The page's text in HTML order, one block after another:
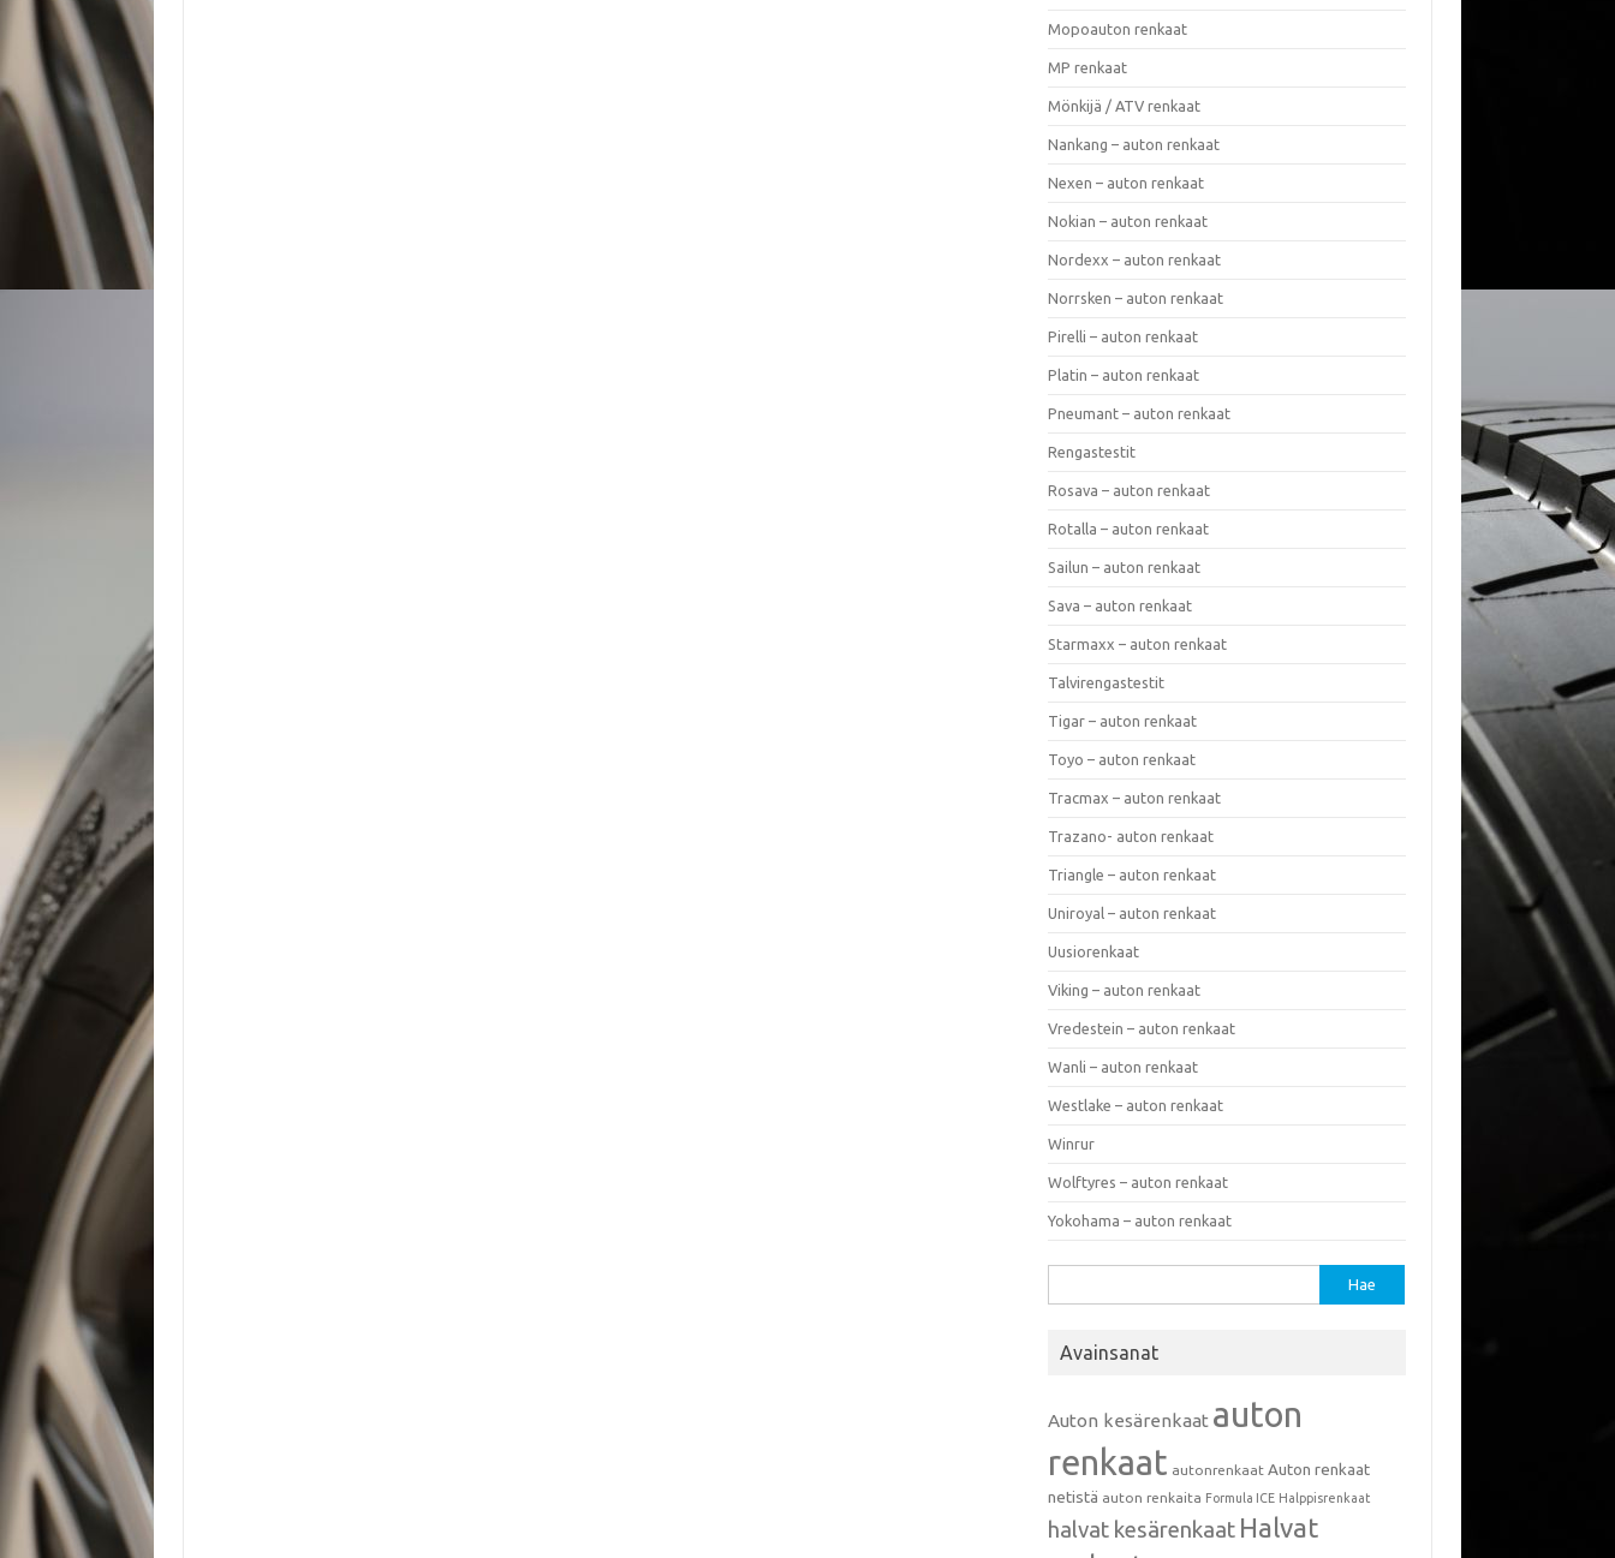
Mopoauton renkaat
MP renkaat
Mönkijä / ATV renkaat
Nankang – auton renkaat
Nexen – auton renkaat
Nokian – auton renkaat
Nordexx – auton renkaat
Norrsken – auton renkaat
Pirelli – auton renkaat
Platin – auton renkaat
Pneumant – auton renkaat
Rengastestit
Rosava – auton renkaat
Rotalla – auton renkaat
Sailun – auton renkaat
Sava – auton renkaat
Starmaxx – auton renkaat
Talvirengastestit
Tigar – auton renkaat
Toyo – auton renkaat
Tracmax – auton renkaat
Trazano- auton renkaat
Triangle – auton renkaat
Uniroyal – auton renkaat
Uusiorenkaat
Viking – auton renkaat
Vredestein – auton renkaat
Wanli – auton renkaat
Westlake – auton renkaat
Winrur
Wolftyres – auton renkaat
Yokohama – auton renkaat
Avainsanat
Auton kesärenkaat auton
renkaat autonrenkaat Auton renkaat
netistä auton renkaita Formula ICE Halppisrenkaat
halvat kesärenkaat Halvat